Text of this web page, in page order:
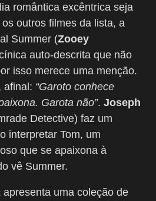
romântica excêntrica seja
outros filmes da lista, a
Summer (Zooey
auto-descrita que não
isso merece uma menção.
afinal: “Garoto conhece
Garota não”. Joseph
Detective) faz um
interpretar Tom, um
que se apaixona à
vê Summer.
apresenta uma coleção de